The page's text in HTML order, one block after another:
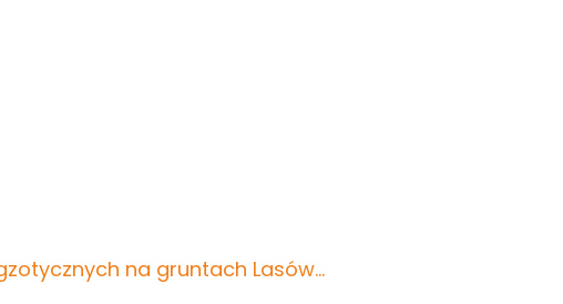
na gruntach Lasów…